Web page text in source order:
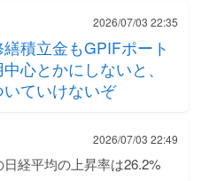
2026/07/03 22:35
積立金もGPIFポート
心とかにしないと、
ていけないぞ
2026/07/03 22:49
経平均の上昇率は26.2%